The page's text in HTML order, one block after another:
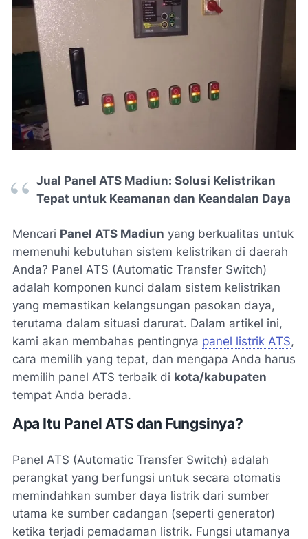
Jual Panel ATS Madiun: Solusi Kelistrikan
Tepat untuk Keamanan dan Keandalan Daya
Mencari Panel ATS Madiun yang berkualitas untuk
memenuhi kebutuhan sistem kelistrikan di daerah
Anda? Panel ATS (Automatic Transfer Switch)
adalah komponen kunci dalam sistem kelistrikan
yang memastikan kelangsungan pasokan daya,
terutama dalam situasi darurat. Dalam artikel ini,
kami akan membahas pentingnya panel listrik ATS,
cara memilih yang tepat, dan mengapa Anda harus
memilih panel ATS terbaik di kota/kabupaten
tempat Anda berada.
Apa Itu Panel ATS dan Fungsinya?
Panel ATS (Automatic Transfer Switch) adalah
perangkat yang berfungsi untuk secara otomatis
memindahkan sumber daya listrik dari sumber
utama ke sumber cadangan (seperti generator)
ketika terjadi pemadaman listrik. Fungsi utamanya